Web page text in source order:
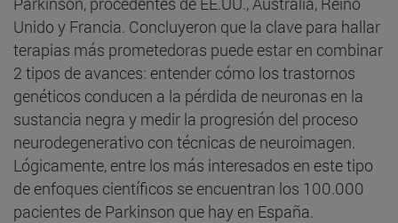
Unido y Francia. Concluyeron que la clave para hallar
terapias más prometedoras puede estar en combinar
2 tipos de avances: entender cómo los trastornos
genéticos conducen a la pérdida de neuronas en la
sustancia negra y medir la progresión del proceso
neurodegenerativo con técnicas de neuroimagen.
Lógicamente, entre los más interesados en este tipo
de enfoques científicos se encuentran los 100.000
pacientes de Parkinson que hay en España.